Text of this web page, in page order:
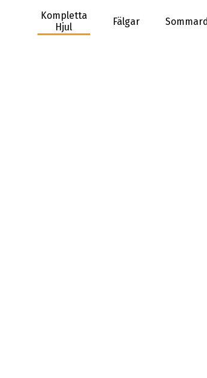
Kompletta
Hjul
Fälgar